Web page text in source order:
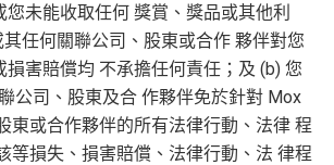
未能收取任何 獎賞、獎品或其他利
任何關聯公司、股東或合作 夥伴對您
損害賠償均 不承擔任何責任；及 (b) 您
公司、股東及合 作夥伴免於針對 Mox
東或合作夥伴的所有法律行動、法律 程
等損失、損害賠償、法律行動、法 律程